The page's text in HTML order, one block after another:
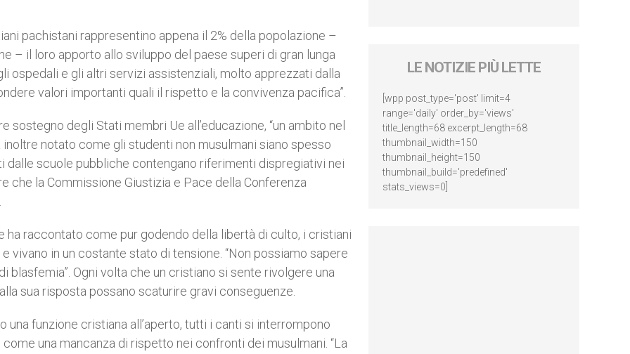
pachistani rappresentino appena il 2% della popolazione –
– il loro apporto allo sviluppo del paese superi di gran lunga
ospedali e gli altri servizi assistenziali, molto apprezzati dalla
valori importanti quali il rispetto e la convivenza pacifica”.
degli Stati membri Ue all’educazione, “un ambito nel
inoltre notato come gli studenti non musulmani siano spesso
scuole pubbliche contengano riferimenti dispregiativi nei
che la Commissione Giustizia e Pace della Conferenza
ha raccontato come pur godendo della libertà di culto, i cristiani
vivano in un costante stato di tensione. “Non possiamo sapere
blasfemia”. Ogni volta che un cristiano si sente rivolgere una
sua risposta possano scaturire gravi conseguenze.
una funzione cristiana all’aperto, tutti i canti si interrompono
una mancanza di rispetto nei confronti dei musulmani. “La
LE NOTIZIE PIÙ LETTE
[wpp post_type='post' limit=4
range='daily' order_by='views'
title_length=68 excerpt_length=68
thumbnail_width=150
thumbnail_height=150
thumbnail_build='predefined'
stats_views=0]